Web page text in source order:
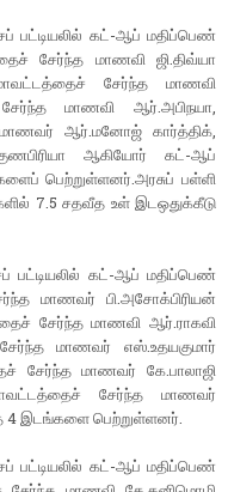
பட்டியலில் கட்-ஆப் மதிப்பெண்
சேர்ந்த மாணவி ஜி.திவ்யா
மாவட்டத்தைச் சேர்ந்த மாணவி
சேர்ந்த மாணவி ஆர்.அபிநயா,
ஆர்.மனோஜ் கார்த்திக்,
ஆகியோர் கட்-ஆப்
பெற்றுள்ளனர்.அரசுப் பள்ளி
7.5 சதவீத உள் இடஒதுக்கீடு
பட்டியலில் கட்-ஆப் மதிப்பெண்
மாணவர் பி.அசோக்பிரியன்
சேர்ந்த மாணவி ஆர்.ராகவி
மாணவர் எஸ்.உதயகுமார்
சேர்ந்த மாணவர் கே.பாலாஜி
சேர்ந்த மாணவர்
4 இடங்களை பெற்றுள்ளனர்.
பட்டியலில் கட்-ஆப் மதிப்பெண்